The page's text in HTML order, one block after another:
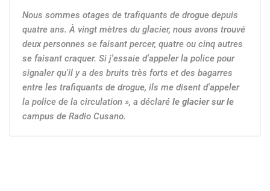
Nous sommes otages de trafiquants de drogue depuis
quatre ans. À vingt mètres du glacier, nous avons trouvé
deux personnes se faisant percer, quatre ou cinq autres
se faisant craquer. Si j'essaie d'appeler la police pour
signaler qu'il y a des bruits très forts et des bagarres
entre les trafiquants de drogue, ils me disent d'appeler
la police de la circulation », a déclaré le glacier sur le
campus de Radio Cusano.